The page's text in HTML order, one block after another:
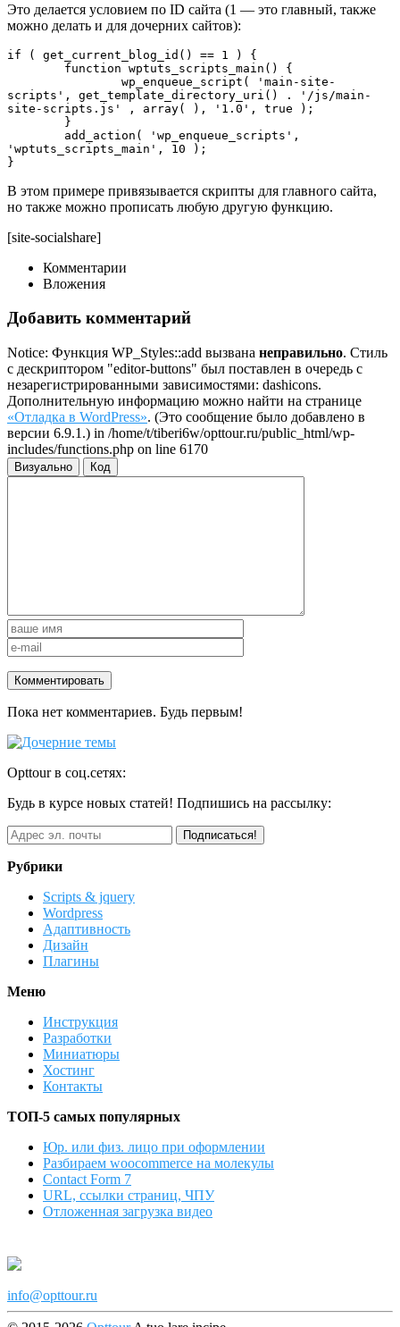
Это делается условием по ID сайта (1 — это главный, также
можно делать и для дочерних сайтов):
if ( get_current_blog_id() == 1 ) {
scripts', get_template_directory_uri() . '/js/main-
site-scripts.js' , array( ), '1.0', true );
'wptuts_scripts_main', 10 );
}
В этом примере привязывается скрипты для главного сайта,
но также можно прописать любую другую функцию.
[site-socialshare]
Комментарии
Вложения
Добавить комментарий
Notice: Функция WP_Styles::add вызвана неправильно. Стиль
с дескриптором "editor-buttons" был поставлен в очередь с
незарегистрированными зависимостями: dashicons.
Дополнительную информацию можно найти на странице
«Отладка в WordPress». (Это сообщение было добавлено в
версии 6.9.1.) in /home/t/tiberi6w/opttour.ru/public_html/wp-
includes/functions.php on line 6170
Визуально Код
Пока нет комментариев. Будь первым!
Opttour в соц.сетях:
Будь в курсе новых статей! Подпишись на рассылку:
Рубрики
Scripts & jquery
Wordpress
Адаптивность
Дизайн
Плагины
Меню
Инструкция
Разработки
Миниатюры
Хостинг
Контакты
ТОП-5 самых популярных
Юр. или физ. лицо при оформлении
Разбираем woocommerce на молекулы
Contact Form 7
URL, ссылки страниц, ЧПУ
Отложенная загрузка видео
info@opttour.ru